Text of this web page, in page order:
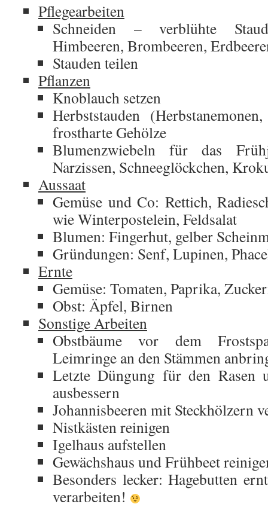
Pflegearbeiten
Schneiden – verblühte
Himbeeren, Brombeeren,
Stauden teilen
Pflanzen
Knoblauch setzen
Herbststauden
frostharte Gehölze
Blumenzwiebeln für das
Narzissen, Schneeglöckchen,
Aussaat
Gemüse und Co: Rettich,
wie Winterpostelein, Feldsalat
Blumen: Fingerhut, gelber
Gründungen: Senf, Lupinen,
Ernte
Gemüse: Tomaten, Paprika,
Obst: Äpfel, Birnen
Sonstige Arbeiten
Obstbäume vor dem
Leimringe an den Stämmen
Letzte Düngung für den Rasen
ausbessern
Johannisbeeren mit Steckhölzern
Nistkästen reinigen
Igelhaus aufstellen
Gewächshaus und Frühbeet
Besonders lecker: Hagebutten
verarbeiten!